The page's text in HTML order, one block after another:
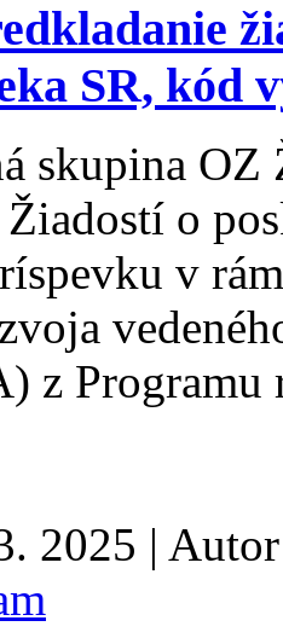
SR, kód
skupina
o
v
z Programu
2025 |